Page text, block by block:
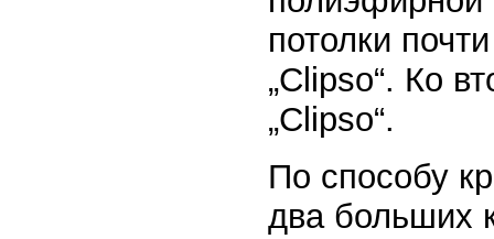
потолки
„Clipso“. Ко
„Clipso“.
По способу
два больших